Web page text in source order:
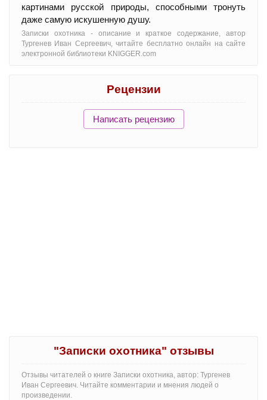
картинами русской природы, способными тронуть
даже самую искушенную душу.
Записки охотника - oписание и краткое содержание, автор
Тургенев Иван Сергеевич, читайте бесплатно онлайн на сайте
электронной библиотеки KNIGGER.com
Рецензии
Написать рецензию
"Записки охотника" отзывы
Отзывы читателей о книге Записки охотника, автор: Тургенев
Иван Сергеевич. Читайте комментарии и мнения людей о
произведении.